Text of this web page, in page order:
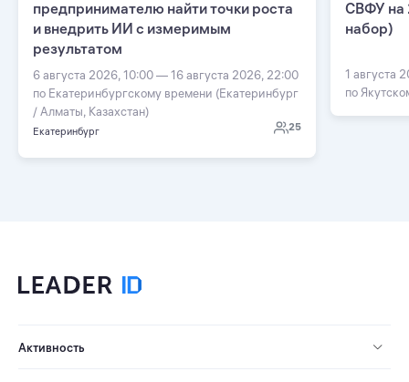
предпринимателю найти точки роста
и внедрить ИИ с измеримым
результатом
6 августа 2026, 10:00 — 16 августа 2026, 22:00
по Екатеринбургскому времени (Екатеринбург
/ Алматы, Казахстан)
Екатеринбург 25
СВФУ на
набор)
1 августа
по
Активность